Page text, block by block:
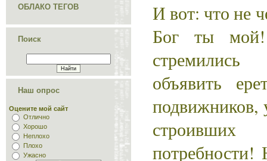
ОБЛАКО ТЕГОВ
Поиск
Наш опрос
Оцените мой сайт
Отлично
Хорошо
Неплохо
Плохо
Ужасно
И вот: что не
Бог ты
объявить
подвижников,
потребности!